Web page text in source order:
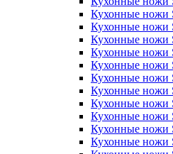
Кухонные ножи
Кухонные ножи
Кухонные ножи
Кухонные ножи
Кухонные ножи
Кухонные ножи
Кухонные ножи
Кухонные ножи
Кухонные ножи
Кухонные ножи
Кухонные ножи